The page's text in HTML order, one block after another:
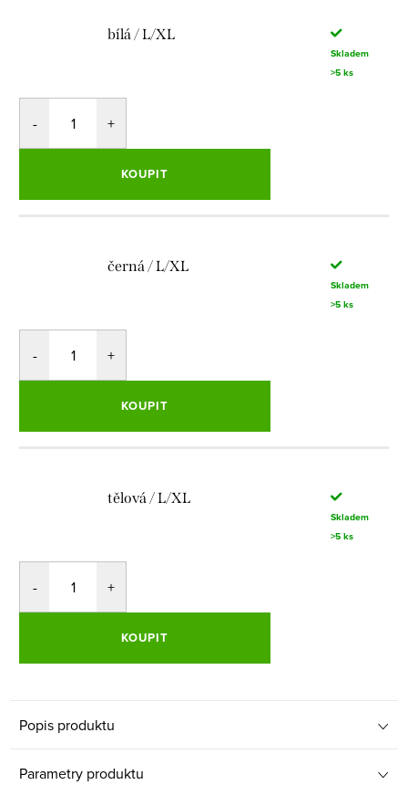
bílá / L/XL
Skladem
>5 ks
KOUPIT
černá / L/XL
Skladem
>5 ks
KOUPIT
tělová / L/XL
Skladem
>5 ks
KOUPIT
Popis produktu
Parametry produktu